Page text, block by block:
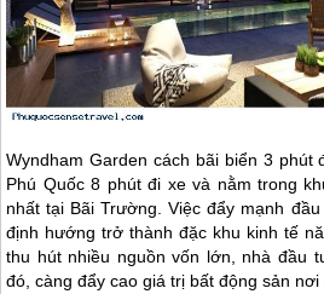
Wyndham Garden cách bãi biển 3 phút
Phú Quốc8 phút đi xe và nằm trong
nhất tại Bãi Trường. Việc đẩy mạnh
định hướng trở thành đặc khu kinh tế
thu hút nhiều nguồn vốn lớn, nhà đầu
đó, càng đẩy cao giá trị bất động sản nơi